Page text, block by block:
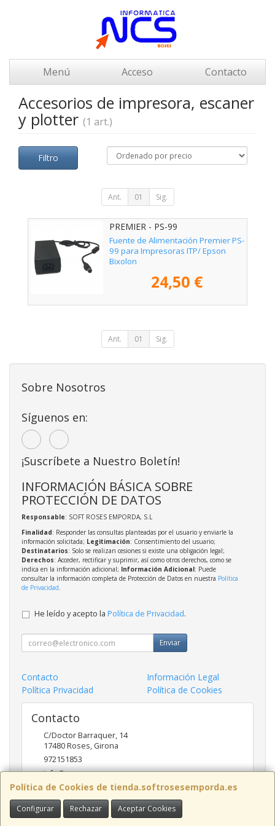
Menú Acceso Contacto
Accesorios de impresora, escaner
y plotter (1 art.)
Filtro
Ant. 01 Sig.
PREMIER - PS-99
Fuente de Alimentación Premier PS-
99 para Impresoras ITP/ Epson
Bixolon
24,50 €
Ant. 01 Sig.
Política de Cookies de tienda.softrosesemporda.es
Configurar Rechazar Aceptar Cookies
Sobre Nosotros
Síguenos en:
¡Suscríbete a Nuestro Boletín!
INFORMACIÓN BÁSICA SOBRE
PROTECCIÓN DE DATOS
Responsable: SOFT ROSES EMPORDA, S.L
Finalidad: Responder las consultas planteadas por el usuario y enviarle la
información solicitada; Legitimación: Consentimiento del usuario;
Destinatarios: Solo se realizan cesiones si existe una obligación legal;
Derechos: Acceder, rectificar y suprimir, así como otros derechos, como se
indica en la información adicional; Información Adicional: Puede
consultar la información completa de Protección de Datos en nuestra Política
de Privacidad.
He leído y acepto la Política de Privacidad.
Enviar
Contacto
Información Legal
Política Privacidad
Política de Cookies
Contacto
C/Doctor Barraquer, 14
17480Roses, Girona
972151853
info@ncsroses.com
Horario